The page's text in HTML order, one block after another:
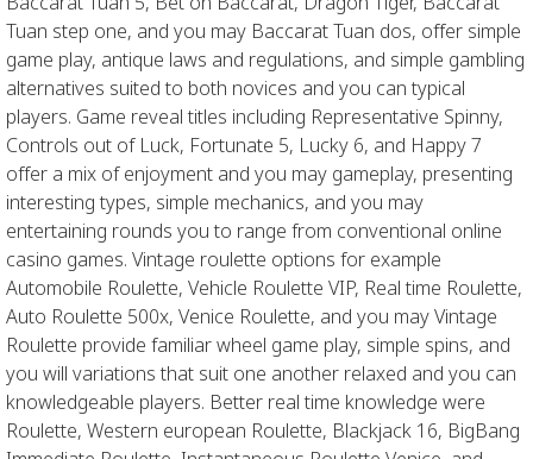
Tuan step one, and you may Baccarat Tuan dos, offer simple
game play, antique laws and regulations, and simple gambling
alternatives suited to both novices and you can typical
players. Game reveal titles including Representative Spinny,
Controls out of Luck, Fortunate 5, Lucky 6, and Happy 7
offer a mix of enjoyment and you may gameplay, presenting
interesting types, simple mechanics, and you may
entertaining rounds you to range from conventional online
casino games. Vintage roulette options for example
Automobile Roulette, Vehicle Roulette VIP, Real time Roulette,
Auto Roulette 500x, Venice Roulette, and you may Vintage
Roulette provide familiar wheel game play, simple spins, and
you will variations that suit one another relaxed and you can
knowledgeable players. Better real time knowledge were
Roulette, Western european Roulette, Blackjack 16, BigBang